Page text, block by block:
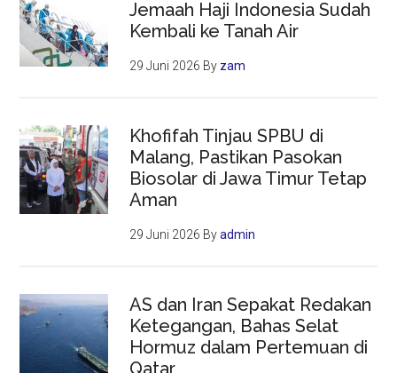
Jemaah Haji Indonesia Sudah
Kembali ke Tanah Air
29 Juni 2026 By zam
Khofifah Tinjau SPBU di
Malang, Pastikan Pasokan
Biosolar di Jawa Timur Tetap
Aman
29 Juni 2026 Byadmin
AS dan Iran Sepakat Redakan
Ketegangan, Bahas Selat
Hormuz dalam Pertemuan di
Qatar